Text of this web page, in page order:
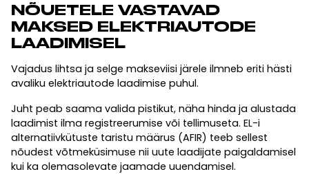
NÕUETELE VASTAVAD
MAKSED ELEKTRIAUTODE
LAADIMISEL
Vajadus lihtsa ja selge makseviisi järele ilmneb eriti hästi
avaliku elektriautode laadimise puhul.
Juht peab saama valida pistikut, näha hinda ja alustada
laadimist ilma registreerumise või tellimuseta. EL-i
alternatiivkütuste taristu määrus (AFIR) teeb sellest
nõudest võtmeküsimuse nii uute laadijate paigaldamisel
kui ka olemasolevate jaamade uuendamisel.